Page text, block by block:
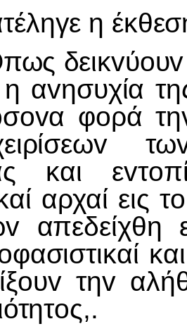
η
η αvησυχία
φoρά
και
αρχαί εις
τηv